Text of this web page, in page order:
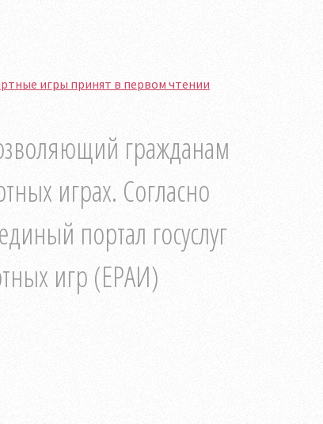
игры принят в первом чтении
гражданам
играх. Согласно
портал госуслуг
игр (ЕРАИ)